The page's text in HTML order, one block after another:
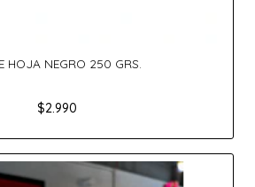
HOJA NEGRO 250 GRS.
$2.990